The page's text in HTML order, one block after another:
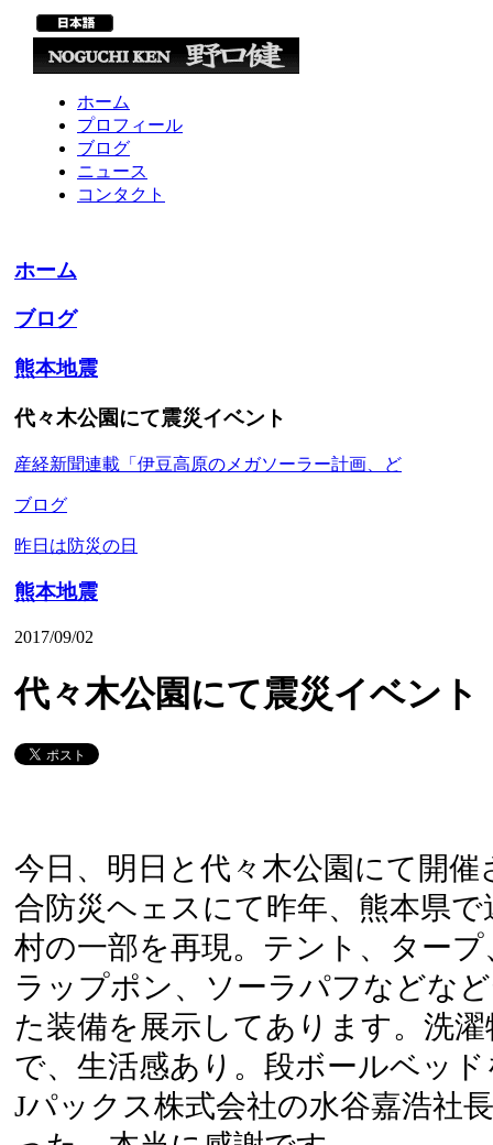
ホーム
プロフィール
ブログ
ニュース
コンタクト
ホーム
ブログ
熊本地震
代々木公園にて震災イベント
産経新聞連載「伊豆高原のメガソーラー計画、ど
ブログ
昨日は防災の日
熊本地震
2017/09/02
代々木公園にて震災イベント
今日、明日と代々木公園にて開
合防災ヘェスにて昨年、熊本県
村の一部を再現。テント、ター
ラップポン、ソーラパフなどな
た装備を展示してあります。洗
で、生活感あり。段ボールベッ
Jパックス株式会社の水谷嘉浩社